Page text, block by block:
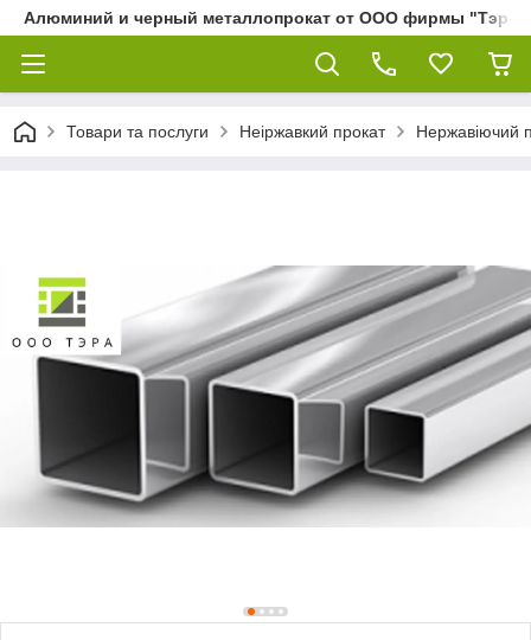
Алюминий и черный металлопрокат от ООО фирмы "Тэра"
Товари та послуги Неіржавкий прокат Нержавіючий